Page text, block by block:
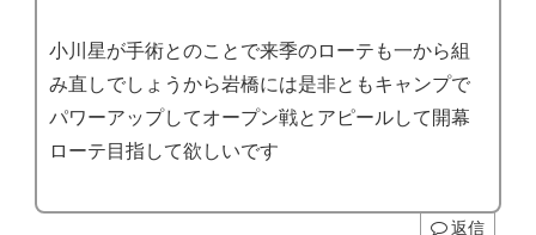
小川星が手術とのことで来季のローテも一から組
み直しでしょうから岩橋には是非ともキャンプで
パワーアップしてオープン戦とアピールして開幕
ローテ目指して欲しいです
返信